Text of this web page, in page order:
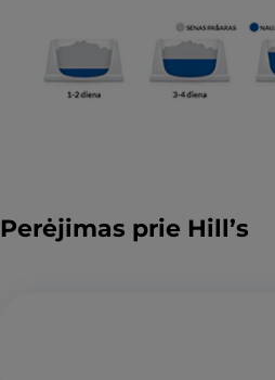
Perėjimas prie Hill’s